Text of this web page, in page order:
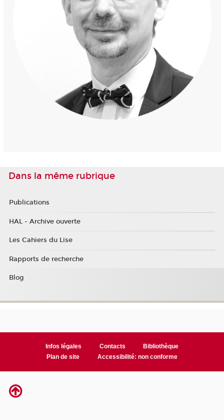
Dans la même rubrique
Publications
HAL - Archive ouverte
Les Cahiers du Lise
Rapports de recherche
Blog
Infos légales Contacts
Bibliothèque
Plan de site
Accessibilité: non conforme